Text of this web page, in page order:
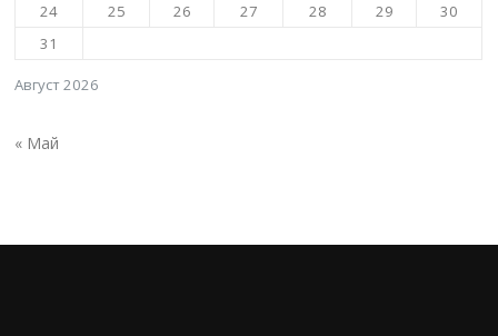
Август 2026
24
25 26 27 28 29
30
31
« Май